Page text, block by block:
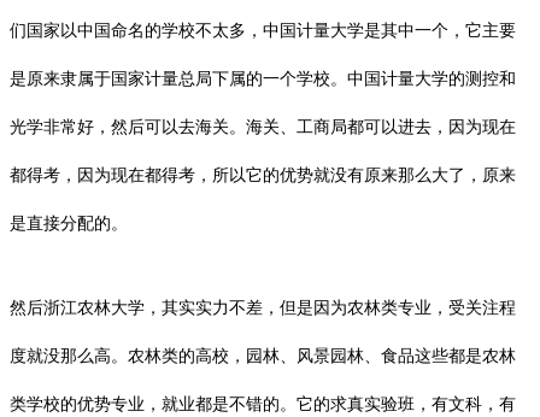
们国家以中国命名的学校不太多，中国计量大学是其中一个，它主要
是原来隶属于国家计量总局下属的一个学校。中国计量大学的测控和
光学非常好，然后可以去海关。海关、工商局都可以进去，因为现在
都得考，因为现在都得考，所以它的优势就没有原来那么大了，原来
是直接分配的。
然后浙江农林大学，其实实力不差，但是因为农林类专业，受关注程
度就没那么高。农林类的高校，园林、风景园林、食品这些都是农林
类学校的优势专业，就业都是不错的。它的求真实验班，有文科，有